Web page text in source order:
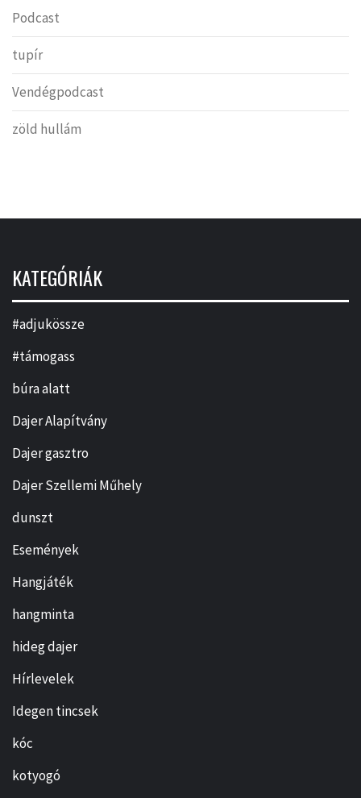
Podcast
tupír
Vendégpodcast
zöld hullám
KATEGÓRIÁK
#adjukössze
#támogass
búra alatt
Dajer Alapítvány
Dajer gasztro
Dajer Szellemi Műhely
dunszt
Események
Hangjáték
hangminta
hideg dajer
Hírlevelek
Idegen tincsek
kóc
kotyogó